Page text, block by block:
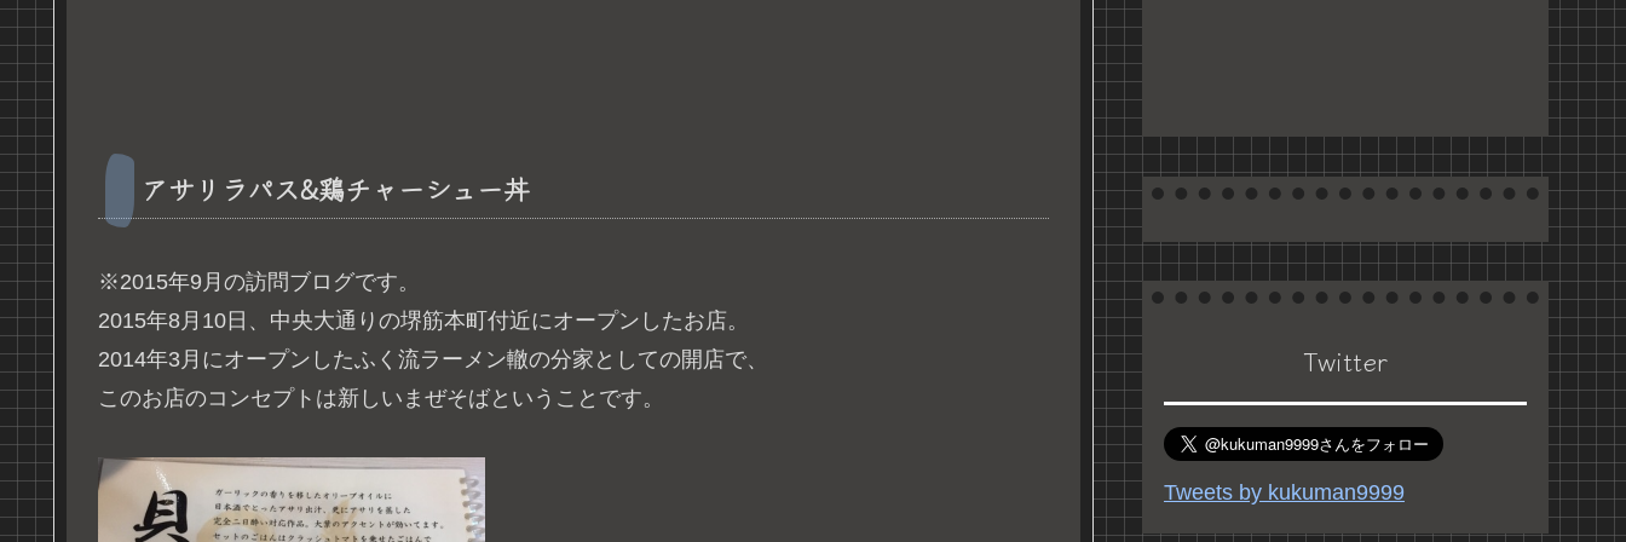
アサリラパス&鶏チャーシュー丼
※2015年9月の訪問ブログです。
2015年8月10日、中央大通りの堺筋本町付近にオープンしたお店。
2014年3月にオープンしたふく流ラーメン轍の分家としての開店で、
このお店のコンセプトは新しいまぜそばということです。
Twitter
Tweets by kukuman9999